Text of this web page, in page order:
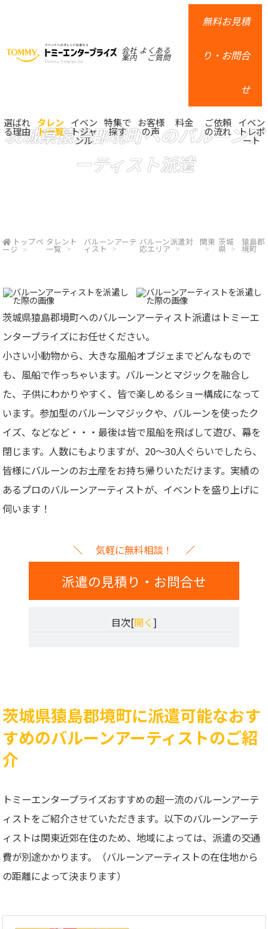
会社
案内
よくある
ご質問
無料お見積
り・お問合
せ
選ばれ
る理由
タレン
ト一覧
イベン
トジャ
ンル
特集で
探す
お客様
の声
料金 ご依頼
の流れ
イベン
トレポ
ート
茨城県猿島郡境町へのバルーンア
ーティスト派遣
トップペ
ージ
タレント
一覧
バルーンアーテ
ィスト
バルーン派遣対
応エリア
関東 茨城
県
猿島郡
境町
茨城県猿島郡境町へのバルーンアーティスト派遣はトミーエ
ンタープライズにお任せください。
小さい小動物から、大きな風船オブジェまでどんなもので
も、風船で作っちゃいます。バルーンとマジックを融合し
た、子供にわかりやすく、皆で楽しめるショー構成になって
います。参加型のバルーンマジックや、バルーンを使ったク
イズ、などなど・・・最後は皆で風船を飛ばして遊び、幕を
閉じます。人数にもよりますが、20～30人ぐらいでしたら、
皆様にバルーンのお土産をお持ち帰りいただけます。 実績の
あるプロのバルーンアーティストが、イベントを盛り上げに
伺います！
気軽に無料相談！
派遣の見積り・お問合せ
目次[開く ]
茨城県猿島郡境町に派遣可能なおす
すめのバルーンアーティストのご紹
介
トミーエンタープライズおすすめの超一流のバルーンアーテ
ィストをご紹介させていただきます。以下のバルーンアーテ
ィストは関東近郊在住のため、地域によっては、派遣の交通
費が別途かかります。（バルーンアーティストの在住地から
の距離によって決まります）